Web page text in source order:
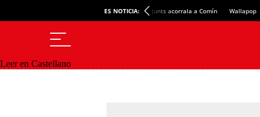
ES NOTICIA: Junts acorrala a Comín Wallapop
Leer en Castellano